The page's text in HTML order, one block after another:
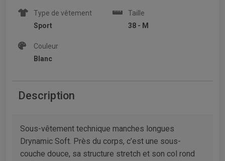
Type de vêtement
Sport
Taille
38 - M
Couleur
Blanc
Description
Sous-vêtement technique manches longues
Drynamic Soft. Près du corps, c’est une sous-
couche douce, sa structure stretch et son col rond